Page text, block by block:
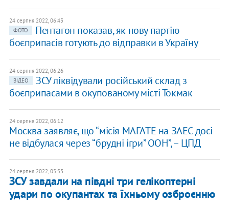
24 серпня 2022, 06:43
ФОТО
Пентагон показав, як нову партію
боєприпасів готують до відправки в Україну
24 серпня 2022, 06:26
ВІДЕО
ЗСУ ліквідували російський склад з
боєприпасами в окупованому місті Токмак
24 серпня 2022, 06:12
Москва заявляє, що “місія МАГАТЕ на ЗАЕС досі
не відбулася через “брудні ігри” ООН”, – ЦПД
24 серпня 2022, 05:53
ЗСУ завдали на півдні три гелікоптерні
удари по окупантах та їхньому озброєнню